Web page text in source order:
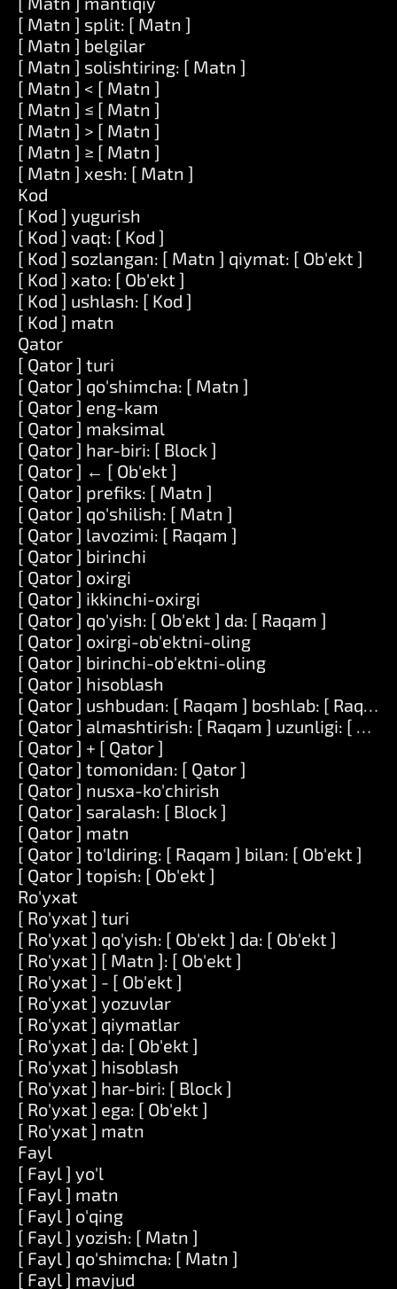
[ Matn ] split: [ Matn ]
[ Matn ] belgilar
[ Matn ] solishtiring: [ Matn ]
[ Matn ] < [ Matn ]
[ Matn ] ≤ [ Matn ]
[ Matn ] > [ Matn ]
[ Matn ] ≥ [ Matn ]
[ Matn ] xesh: [ Matn ]
Kod
[ Kod ] yugurish
[ Kod ] vaqt: [ Kod ]
[ Kod ] sozlangan: [ Matn ] qiymat: [ Ob'ekt ]
[ Kod ] xato: [ Ob'ekt ]
[ Kod ] ushlash: [ Kod ]
[ Kod ] matn
Qator
[ Qator ] turi
[ Qator ] qo'shimcha: [ Matn ]
[ Qator ] eng-kam
[ Qator ] maksimal
[ Qator ] har-biri: [ Block ]
[ Qator ] ← [ Ob'ekt ]
[ Qator ] prefiks: [ Matn ]
[ Qator ] qo'shilish: [ Matn ]
[ Qator ] lavozimi: [ Raqam ]
[ Qator ] birinchi
[ Qator ] oxirgi
[ Qator ] ikkinchi-oxirgi
[ Qator ] qo'yish: [ Ob'ekt ] da: [ Raqam ]
[ Qator ] oxirgi-ob'ektni-oling
[ Qator ] birinchi-ob'ektni-oling
[ Qator ] hisoblash
[ Qator ] ushbudan: [ Raqam ] boshlab: [ Raqam
[ Qator ] almashtirish: [ Raqam ] uzunligi: [
[ Qator ] + [ Qator ]
[ Qator ] tomonidan: [ Qator ]
[ Qator ] nusxa-ko'chirish
[ Qator ] saralash: [ Block ]
[ Qator ] matn
[ Qator ] to'ldiring: [ Raqam ] bilan: [ Ob'ekt ]
[ Qator ] topish: [ Ob'ekt ]
Ro'yxat
[ Ro'yxat ] turi
[ Ro'yxat ] qo'yish: [ Ob'ekt ] da: [ Ob'ekt ]
[ Ro'yxat ] [ Matn ]: [ Ob'ekt ]
[ Ro'yxat ] - [ Ob'ekt ]
[ Ro'yxat ] yozuvlar
[ Ro'yxat ] qiymatlar
[ Ro'yxat ] da: [ Ob'ekt ]
[ Ro'yxat ] hisoblash
[ Ro'yxat ] har-biri: [ Block ]
[ Ro'yxat ] ega: [ Ob'ekt ]
[ Ro'yxat ] matn
Fayl
[ Fayl ] yo'l
[ Fayl ] matn
[ Fayl ] o'qing
[ Fayl ] yozish: [ Matn ]
[ Fayl ] qo'shimcha: [ Matn ]
[ Fayl ] mavjud